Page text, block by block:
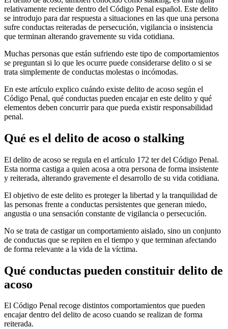
relativamente reciente dentro del Código Penal español. Este delito
se introdujo para dar respuesta a situaciones en las que una persona
sufre conductas reiteradas de persecución, vigilancia o insistencia
que terminan alterando gravemente su vida cotidiana.
Muchas personas que están sufriendo este tipo de comportamientos
se preguntan si lo que les ocurre puede considerarse delito o si se
trata simplemente de conductas molestas o incómodas.
En este artículo explico cuándo existe delito de acoso según el
Código Penal, qué conductas pueden encajar en este delito y qué
elementos deben concurrir para que pueda existir responsabilidad
penal.
Qué es el delito de acoso o stalking
El delito de acoso se regula en el artículo 172 ter del Código Penal.
Esta norma castiga a quien acosa a otra persona de forma insistente
y reiterada, alterando gravemente el desarrollo de su vida cotidiana.
El objetivo de este delito es proteger la libertad y la tranquilidad de
las personas frente a conductas persistentes que generan miedo,
angustia o una sensación constante de vigilancia o persecución.
No se trata de castigar un comportamiento aislado, sino un conjunto
de conductas que se repiten en el tiempo y que terminan afectando
de forma relevante a la vida de la víctima.
Qué conductas pueden constituir delito de
acoso
El Código Penal recoge distintos comportamientos que pueden
encajar dentro del delito de acoso cuando se realizan de forma
reiterada.